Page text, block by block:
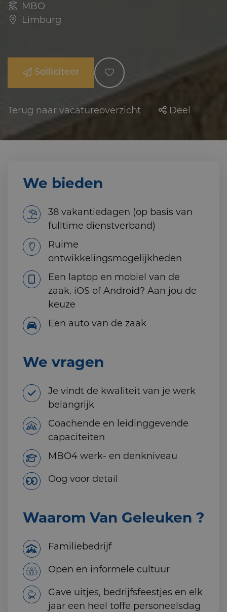
MBO
Limburg
Solliciteer
Terug naar vacatureoverzicht Deel
We bieden
38 vakantiedagen (op basis van
fulltime dienstverband)
Ruime
ontwikkelingsmogelijkheden
Een laptop en mobiel van de
zaak. iOS of Android? Aan jou de
keuze
Een auto van de zaak
We vragen
Je vindt de kwaliteit van je werk
belangrijk
Coachende en leidinggevende
capaciteiten
MBO4 werk- en denkniveau
Oog voor detail
Waarom Van Geleuken ?
Familiebedrijf
Open en informele cultuur
Gave uitjes, bedrijfsfeestjes en elk
jaar een heel toffe personeelsdag